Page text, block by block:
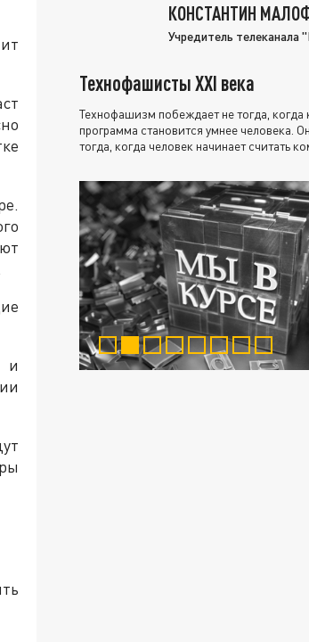
и
КОНСТАНТИН
Учредитель телеканала
Технофашисты XXI века
Технофашизм побеждает не тогда, когда
программа становится умнее человека.
тогда, когда человек начинает считать